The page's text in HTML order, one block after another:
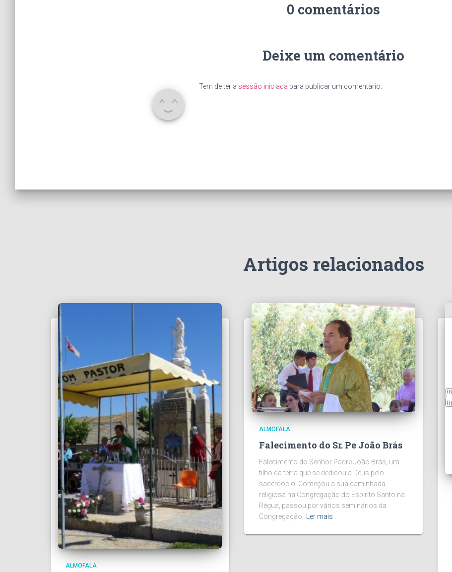
0 comentários
Deixe um comentário
Tem de ter a sessão iniciada para publicar um comentário.
Artigos relacionados
ALMOFALA
ALMOFALA
Falecimento do Sr. Pe João Brás
Falecimento do Senhor Padre João Brás, um
filho da terra que se dedicou a Deus pelo
sacerdócio. Começou a sua caminhada
religiosa na Congregação do Espírito Santo na
Régua, passou por vários seminários da
Congregação,
Ler mais